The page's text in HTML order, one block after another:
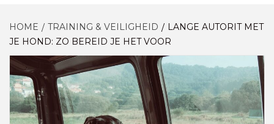
HOME TRAINING & VEILIGHEID
LANGE AUTORIT MET
JE HOND: ZO BEREID JE HET VOOR